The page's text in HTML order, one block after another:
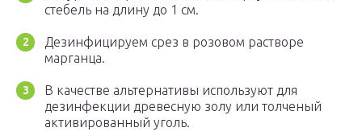
стебель на длину до 1 см.
Дезинфицируем срез в розовом растворе
марганца.
В качестве альтернативы используют для
дезинфекции древесную золу или толченый
активированный уголь.